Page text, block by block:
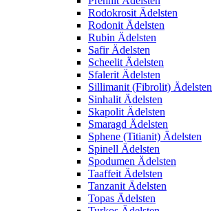
Rodokrosit Ädelsten
Rodonit Ädelsten
Rubin Ädelsten
Safir Ädelsten
Scheelit Ädelsten
Sfalerit Ädelsten
Sillimanit (Fibrolit) Ädelsten
Sinhalit Ädelsten
Skapolit Ädelsten
Smaragd Ädelsten
Sphene (Titianit) Ädelsten
Spinell Ädelsten
Spodumen Ädelsten
Taaffeit Ädelsten
Tanzanit Ädelsten
Topas Ädelsten